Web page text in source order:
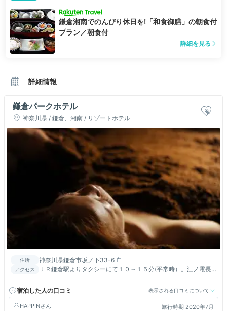
鎌倉湘南でのんびり休日を!「和食御膳」の朝食付
プラン／朝食付
詳細を見る
詳細情報
鎌倉パークホテル
神奈川県 / 鎌倉、湘南 / リゾートホテル
住所 神奈川県鎌倉市坂ノ下33-6
アクセス
ＪＲ鎌倉駅よりタクシーにて１０～１５分(平常時）。江ノ電長
宿泊した人の口コミ
表示される口コミについて
HAPPIN 旅行時期 2020年7月